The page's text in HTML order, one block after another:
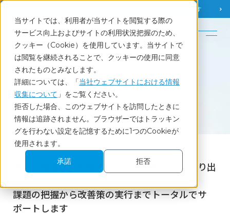
当サイトでは、利用者が当サイトを閲覧する際の
サービス向上およびサイトの利用状況把握のため、
クッキー（Cookie）を使用しています。当サイトで
は閲覧を継続されることで、クッキーの使用に同意
されたものとみなします。
詳細については、「当社ウェブサイトにおける情報
収集について 」をご覧ください。
拒否した場合、このウェブサイトを訪問したときに
情報は追跡されません。ブラウザーではトラッキン
グを行わない設定を記憶するために1つのCookieが
使用されます。
承諾
拒否
お役立ち情報を探す
English
ホーム 目的別に探す コンプライアンスの強化
目的別に探す
コンプライアンスの強化
健全な組織風土を醸成するために問題をあぶり出
課題の把握から改善策の実行までトータルでサ
ポートします